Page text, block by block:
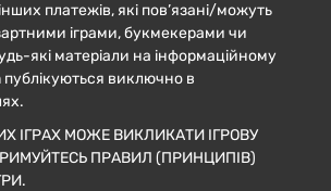
платежів, які пов’язані/можуть
іграми, букмекерами чи
які матеріали на інформаційному
публікуються виключно в
ІГРАХ МОЖЕ ВИКЛИКАТИ ІГРОВУ
ПРАВИЛ (ПРИНЦИПІВ)